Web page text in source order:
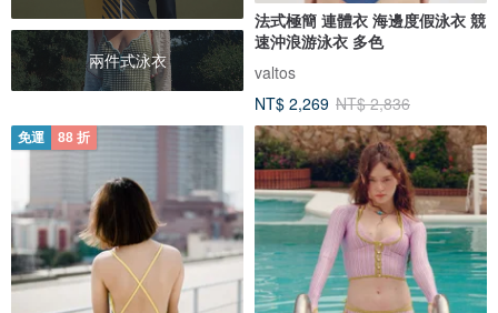
兩件式泳衣
法式極簡 連體衣 海邊度假泳衣 競
速沖浪游泳衣 多色
valtos
NT$ 2,269 NT$ 2,836
免運 88 折